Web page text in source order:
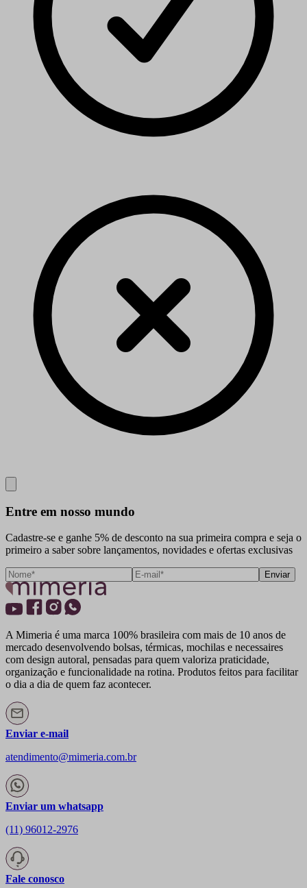
Entre em nosso mundo
Cadastre-se e ganhe 5% de desconto na sua primeira compra e seja o
primeiro a saber sobre lançamentos, novidades e ofertas exclusivas
Enviar
A Mimeria é uma marca 100% brasileira com mais de 10 anos de
mercado desenvolvendo bolsas, térmicas, mochilas e necessaires
com design autoral, pensadas para quem valoriza praticidade,
organização e funcionalidade na rotina. Produtos feitos para facilitar
o dia a dia de quem faz acontecer.
Enviar e-mail
atendimento@mimeria.com.br
Enviar um whatsapp
(11) 96012-2976
Fale conosco